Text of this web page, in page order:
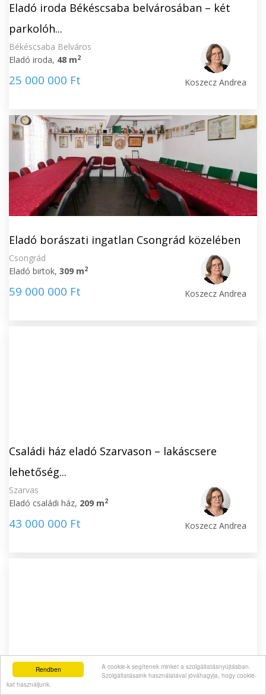
Rendben
A cookie-k segítenek minket a szolgáltatásnyújtásban.
Szolgáltatásaink használatával jóváhagyja, hogy cookie-
kat használjunk.
Eladó iroda Békéscsaba belvárosában – két
parkolóh...
Békéscsaba Belváros
Eladó iroda, 48 m2
25 000 000 Ft Koszecz Andrea
Eladó borászati ingatlan Csongrád közelében
Csongrád
Eladó birtok, 309 m2
59 000 000 Ft Koszecz Andrea
Családi ház eladó Szarvason – lakáscsere
lehetőség...
Szarvas
Eladó családi ház, 209 m2
43 000 000 Ft Koszecz Andrea
Eladó prémium lakás a Vígszínház közelében!